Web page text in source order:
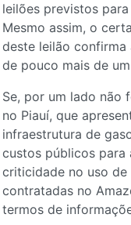
leilões previstos
Mesmo assim, o
deste leilão
de pouco mais de
Se, por um lado não
no Piauí, que
infraestrutura de
custos públicos para
criticidade no uso de
contratadas no
termos de